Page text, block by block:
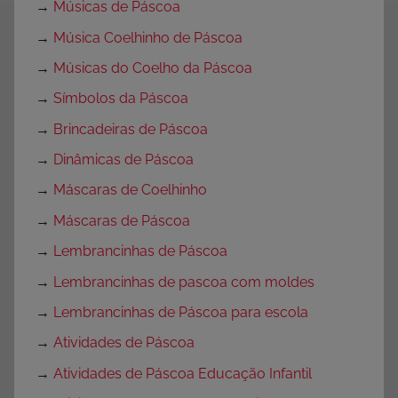
→ Músicas de Páscoa
→ Música Coelhinho de Páscoa
→ Músicas do Coelho da Páscoa
→ Símbolos da Páscoa
→ Brincadeiras de Páscoa
→ Dinâmicas de Páscoa
→ Máscaras de Coelhinho
→ Máscaras de Páscoa
→ Lembrancinhas de Páscoa
→ Lembrancinhas de pascoa com moldes
→ Lembrancinhas de Páscoa para escola
→ Atividades de Páscoa
→ Atividades de Páscoa Educação Infantil